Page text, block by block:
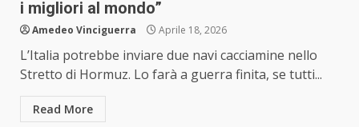
i migliori al mondo”
Amedeo Vinciguerra Aprile 18, 2026
L’Italia potrebbe inviare due navi cacciamine nello
Stretto di Hormuz. Lo farà a guerra finita, se tutti...
Read More